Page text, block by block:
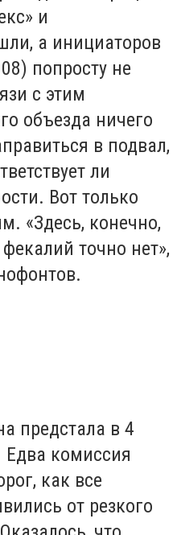
и
а инициаторов
попросту не
с этим
объезда ничего
в подвал,
ли
Вот только
«Здесь, конечно,
точно нет»,
предстала в 4
Едва комиссия
как все
от резкого